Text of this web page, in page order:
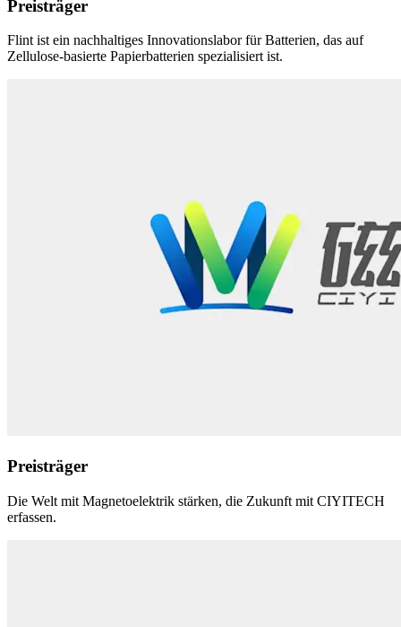
Preisträger
Flint ist ein nachhaltiges Innovationslabor für Batterien, das auf
Zellulose-basierte Papierbatterien spezialisiert ist.
Preisträger
Die Welt mit Magnetoelektrik stärken, die Zukunft mit CIYITECH
erfassen.